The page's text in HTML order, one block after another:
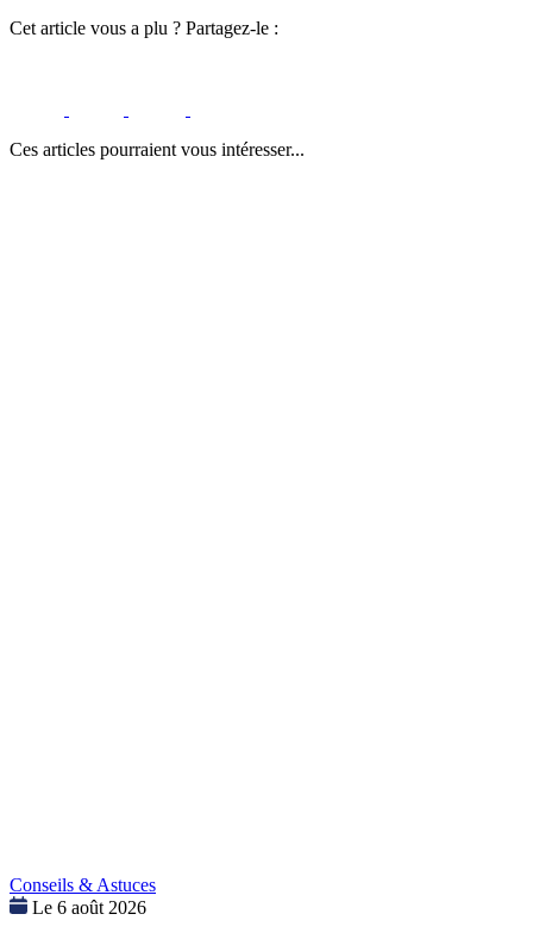
Cet article vous a plu ? Partagez-le :
Ces articles pourraient vous intéresser...
Conseils & Astuces
Le 6 août 2026